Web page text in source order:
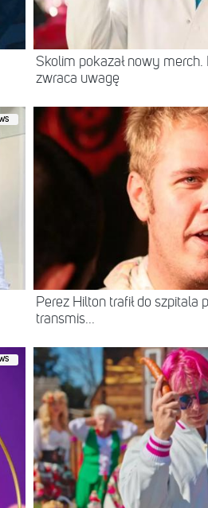
Skolim pokazał nowy
zwraca uwagę
Perez Hilton trafił do szpitala
transmis...